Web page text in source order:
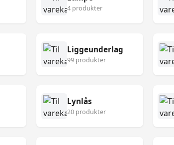
4 produkter
Liggeunderlag
99 produkter
Lynlås
20 produkter